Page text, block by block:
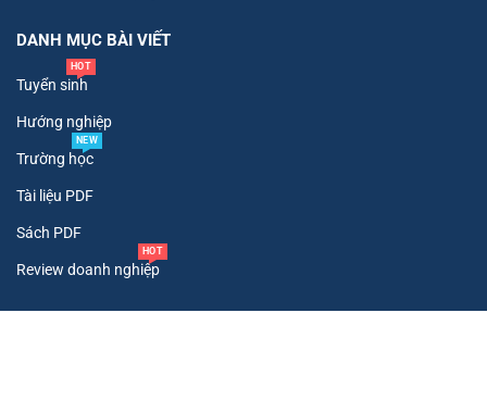
DANH MỤC BÀI VIẾT
Tuyển sinh
HOT
Hướng nghiệp
Trường học
NEW
Tài liệu PDF
Sách PDF
Review doanh nghiệp
HOT